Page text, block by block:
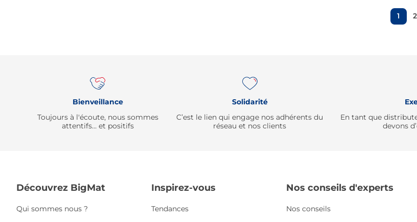
1 2
Bienveillance
Toujours à l'écoute, nous sommes
attentifs… et positifs
Solidarité
C’est le lien qui engage nos adhérents du
réseau et nos clients
En tant que
devons
Découvrez BigMat
Qui sommes nous ?
Inspirez-vous
Tendances
Nos conseils d'experts
Nos conseils